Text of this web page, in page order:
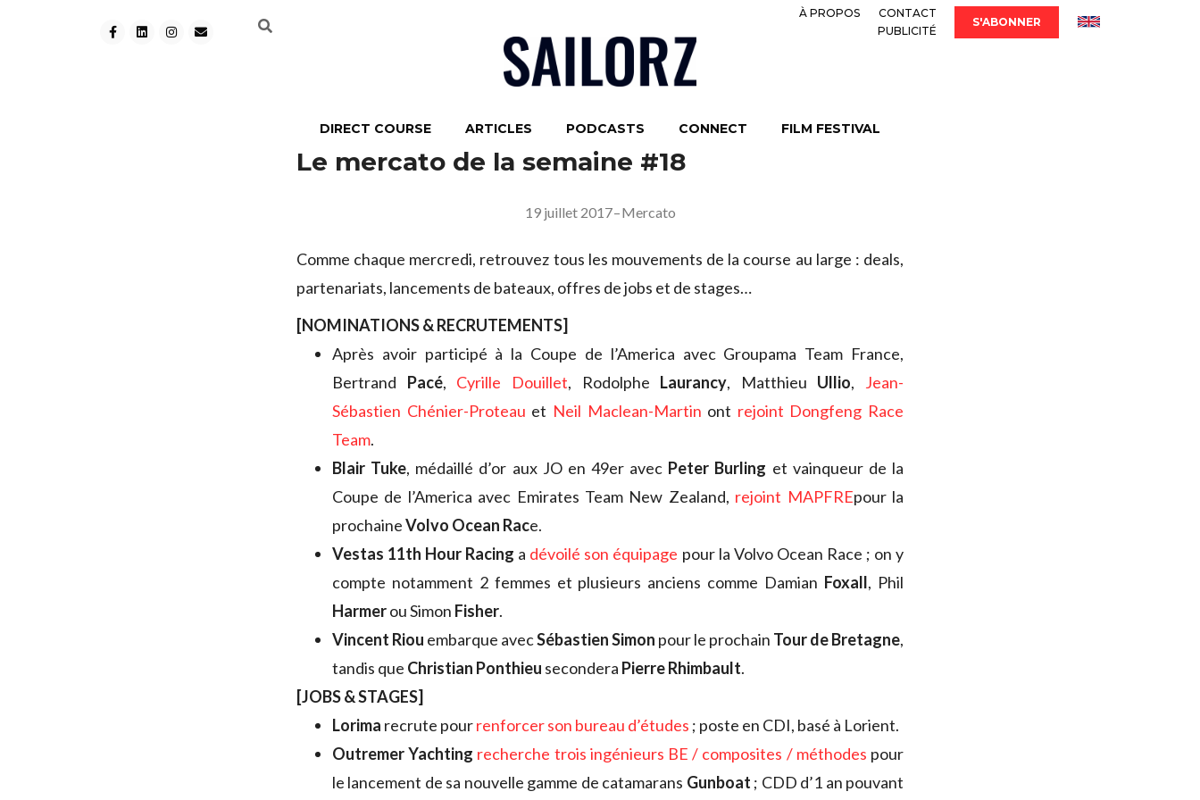
À PROPOS
CONTACT
PUBLICITÉ
S'ABONNER
DIRECT COURSE ARTICLES PODCASTS CONNECT FILM FESTIVAL
Le mercato de la semaine #18
19 juillet 2017–Mercato
Comme chaque mercredi, retrouvez tous les mouvements de la course au large : deals,
partenariats, lancements de bateaux, offres de jobs et de stages…
[NOMINATIONS & RECRUTEMENTS]
Après avoir participé à la Coupe de l’America avec Groupama Team France,
Bertrand Pacé, Cyrille Douillet, Rodolphe Laurancy, Matthieu Ullio, Jean-
Sébastien Chénier-Proteau et Neil Maclean-Martin ont rejoint Dongfeng Race
Team.
Blair Tuke, médaillé d’or aux JO en 49er avec Peter Burling et vainqueur de la
Coupe de l’America avec Emirates Team New Zealand, rejoint MAPFREpour la
prochaineVolvo Ocean Race.
Vestas 11th Hour Racing a dévoilé son équipage pour la Volvo Ocean Race ; on y
compte notamment 2 femmes et plusieurs anciens comme Damian Foxall, Phil
Harmerou Simon Fisher.
Vincent Riou embarque avecSébastien Simon pour le prochain Tour de Bretagne,
tandis que Christian Ponthieu secondera Pierre Rhimbault.
[JOBS & STAGES]
Lorima recrute pourrenforcer son bureau d’études ; poste en CDI, basé à Lorient.
Outremer Yachting recherche trois ingénieurs BE / composites / méthodes pour
le lancement de sa nouvelle gamme de catamarans Gunboat ; CDD d’1 an pouvant